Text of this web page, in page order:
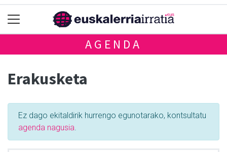
AGENDA
Erakusketa
Ez dago ekitaldirik hurrengo egunotarako, kontsultatu
agenda nagusia